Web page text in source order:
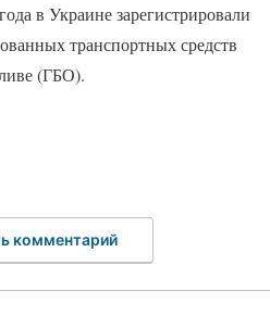
в Украине зарегистрировали
транспортных средств
(ГБО).
комментарий